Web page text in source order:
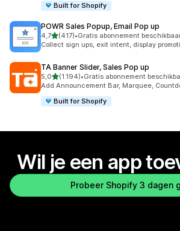
Built for Shopify
POWR Sales Popup, Email Pop up
4,7van 5 sterren
(417)
417 recensies in totaal
•Gratis abonnement
Collect sign ups, exit intent, display
TA Banner Slider, Sales Pop up
5,0van 5 sterren
(1.194)
1194 recensies in totaal
•Gratis abonnement
Add Announcement Bar, Marquee,
Built for Shopify
Wil je een app
Probeer Shopify 3 dagen